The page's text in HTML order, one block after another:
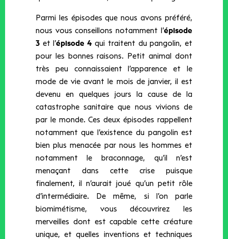
Parmi les épisodes que nous avons préféré,
nous vous conseillons notamment l’épisode
3et l’épisode 4qui traitent du pangolin, et
pour les bonnes raisons. Petit animal dont
très peu connaissaient l’apparence et le
mode de vie avant le mois de janvier, il est
devenu en quelques jours la cause de la
catastrophe sanitaire que nous vivions de
par le monde. Ces deux épisodes rappellent
notamment que l’existence du pangolin est
bien plus menacée par nous les hommes et
notamment le braconnage, qu’il n’est
menaçant dans cette crise puisque
finalement, il n’aurait joué qu’un petit rôle
d’intermédiaire. De même, si l’on parle
biomimétisme, vous découvrirez les
merveilles dont est capable cette créature
unique, et quelles inventions et techniques